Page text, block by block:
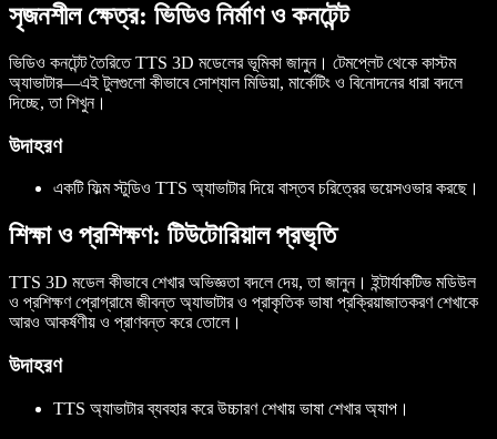
সৃজনশীল ক্ষেত্র: ভিডিও নির্মাণ ও কনটেন্ট
ভিডিও কনটেন্ট তৈরিতে TTS 3D মডেলের ভূমিকা জানুন। টেমপ্লেট থেকে কাস্টম
অ্যাভাটার—এই টুলগুলো কীভাবে সোশ্যাল মিডিয়া, মার্কেটিং ও বিনোদনের ধারা বদলে
দিচ্ছে, তা শিখুন।
উদাহরণ
একটি ফিল্ম স্টুডিও TTS অ্যাভাটার দিয়ে বাস্তব চরিত্রের ভয়েসওভার করছে।
শিক্ষা ও প্রশিক্ষণ: টিউটোরিয়াল প্রভৃতি
TTS 3D মডেল কীভাবে শেখার অভিজ্ঞতা বদলে দেয়, তা জানুন। ইন্টার্যাকটিভ মডিউল
ও প্রশিক্ষণ প্রোগ্রামে জীবন্ত অ্যাভাটার ও প্রাকৃতিক ভাষা প্রক্রিয়াজাতকরণ শেখাকে
আরও আকর্ষণীয় ও প্রাণবন্ত করে তোলে।
উদাহরণ
TTS অ্যাভাটার ব্যবহার করে উচ্চারণ শেখায় ভাষা শেখার অ্যাপ।